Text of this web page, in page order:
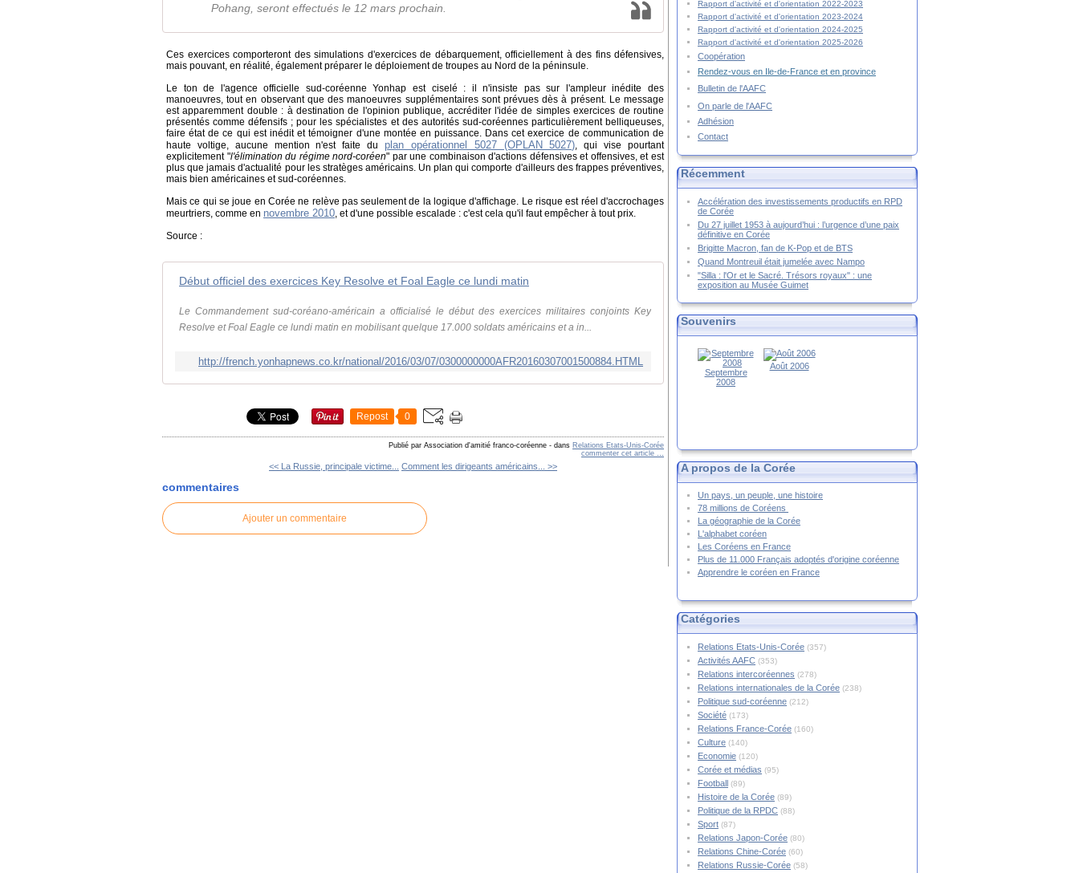
Pohang, seront effectués le 12 mars prochain.
Ces exercices comporteront des simulations d'exercices de débarquement, officiellement à des fins défensives,
mais pouvant, en réalité, également préparer le déploiement de troupes au Nord de la péninsule.
Le ton de l'agence officielle sud-coréenne Yonhap est ciselé : il n'insiste pas sur l'ampleur inédite des
manoeuvres, tout en observant que des manoeuvres supplémentaires sont prévues dès à présent. Le message
est apparemment double : à destination de l'opinion publique, accréditer l'idée de simples exercices de routine
présentés comme défensifs ; pour les spécialistes et des autorités sud-coréennes particulièrement belliqueuses,
faire état de ce qui est inédit et témoigner d'une montée en puissance. Dans cet exercice de communication de
haute voltige, aucune mention n'est faite du plan opérationnel 5027 (OPLAN 5027), qui vise pourtant
explicitement "l'élimination du régime nord-coréen" par une combinaison d'actions défensives et offensives, et est
plus que jamais d'actualité pour les stratèges américains. Un plan qui comporte d'ailleurs des frappes préventives,
mais bien américaines et sud-coréennes.
Mais ce qui se joue en Corée ne relève pas seulement de la logique d'affichage. Le risque est réel d'accrochages
meurtriers, comme en novembre 2010, et d'une possible escalade : c'est cela qu'il faut empêcher à tout prix.
Source :
Début officiel des exercices Key Resolve et Foal Eagle ce lundi matin
Le Commandement sud-coréano-américain a officialisé le début des exercices militaires conjoints Key
Resolve et Foal Eagle ce lundi matin en mobilisant quelque 17.000 soldats américains et a in...
http://french.yonhapnews.co.kr/national/2016/03/07/0300000000AFR20160307001500884.HTML
Repost 0
Publié par Association d'amitié franco-coréenne - dans Relations Etats-Unis-Corée
commenter cet article …
<< La Russie, principale victime... Comment les dirigeants américains... >>
commentaires
Ajouter un commentaire
Rapport d'activité et d'orientation 2022-2023
Rapport d'activité et d'orientation 2023-2024
Rapport d'activité et d'orientation 2024-2025
Rapport d'activité et d'orientation 2025-2026
Coopération
Rendez-vous en Ile-de-France et en province
Bulletin de l'AAFC
On parle de l'AAFC
Adhésion
Contact
Récemment
Accélération des investissements productifs en RPD
de Corée
Du 27 juillet 1953 à aujourd’hui : l’urgence d’une paix
définitive en Corée
Brigitte Macron, fan de K-Pop et de BTS
Quand Montreuil était jumelée avec Nampo
"Silla : l'Or et le Sacré. Trésors royaux" : une
exposition au Musée Guimet
Souvenirs
Septembre
2008
Août 2006
A propos de la Corée
Un pays, un peuple, une histoire
78 millions de Coréens
La géographie de la Corée
L'alphabet coréen
Les Coréens en France
Plus de 11.000 Français adoptés d'origine coréenne
Apprendre le coréen en France
Catégories
Relations Etats-Unis-Corée (357)
Activités AAFC (353)
Relations intercoréennes (278)
Relations internationales de la Corée (238)
Politique sud-coréenne (212)
Société (173)
Relations France-Corée (160)
Culture (140)
Economie (120)
Corée et médias (95)
Football (89)
Histoire de la Corée (89)
Politique de la RPDC (88)
Sport (87)
Relations Japon-Corée (80)
Relations Chine-Corée (60)
Relations Russie-Corée (58)